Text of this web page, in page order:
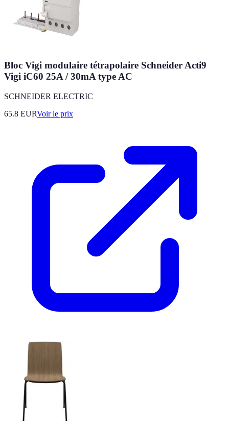
Bloc Vigi modulaire tétrapolaire Schneider Acti9
Vigi iC60 25A / 30mA type AC
SCHNEIDER ELECTRIC
65.8 EURVoir le prix